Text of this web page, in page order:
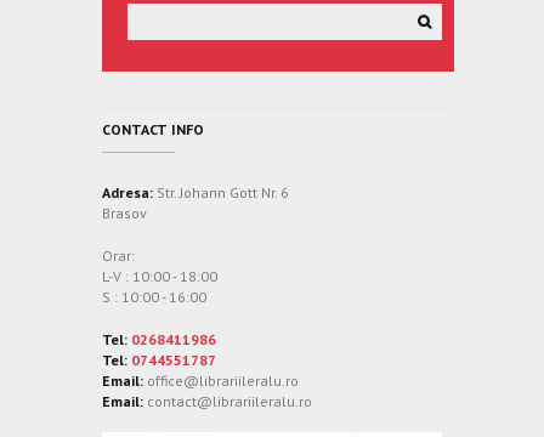
CONTACT INFO
Adresa: Str. Johann Gott Nr. 6
Brasov
Orar:
L-V : 10:00 - 18:00
S : 10:00 - 16:00
Tel: 0268411986
Tel: 0744551787
Email: office@librariileralu.ro
Email: contact@librariileralu.ro